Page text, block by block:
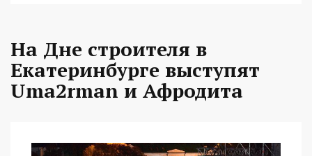
На Дне строителя в
Екатеринбурге выступят
Uma2rman и Афродита